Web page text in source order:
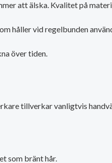
att älska. Kvalitet på
håller vid regelbunden
över tiden.
tillverkar vanligtvis
som bränt hår.